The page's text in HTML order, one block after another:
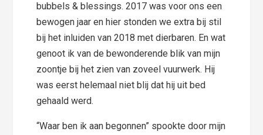
bubbels & blessings. 2017 was voor ons een
bewogen jaar en hier stonden we extra bij stil
bij het inluiden van 2018 met dierbaren. En wat
genoot ik van de bewonderende blik van mijn
zoontje bij het zien van zoveel vuurwerk. Hij
was eerst helemaal niet blij dat hij uit bed
gehaald werd.
“Waar ben ik aan begonnen” spookte door mijn